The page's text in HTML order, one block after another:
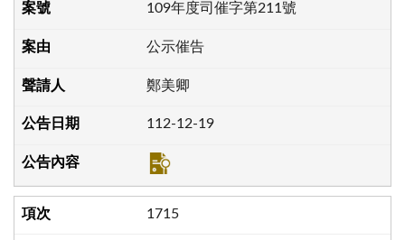
109年度司催字第211號
公示催告
鄭美卿
112-12-19
1715